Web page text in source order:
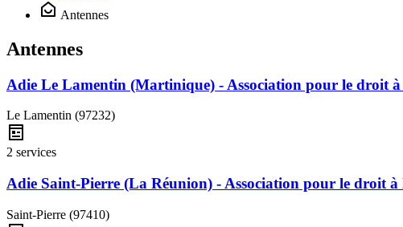
Antennes
Antennes
Adie Le Lamentin (Martinique) - Association pour le droit
Le Lamentin (97232)
2 services
Adie Saint-Pierre (La Réunion) - Association pour le droit à
Saint-Pierre (97410)